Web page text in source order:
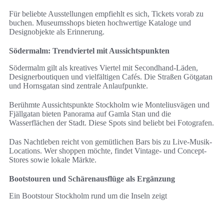
Für beliebte Ausstellungen empfiehlt es sich, Tickets vorab zu
buchen. Museumsshops bieten hochwertige Kataloge und
Designobjekte als Erinnerung.
Södermalm: Trendviertel mit Aussichtspunkten
Södermalm gilt als kreatives Viertel mit Secondhand-Läden,
Designerboutiquen und vielfältigen Cafés. Die Straßen Götgatan
und Hornsgatan sind zentrale Anlaufpunkte.
Berühmte Aussichtspunkte Stockholm wie Monteliusvägen und
Fjällgatan bieten Panorama auf Gamla Stan und die
Wasserflächen der Stadt. Diese Spots sind beliebt bei Fotografen.
Das Nachtleben reicht von gemütlichen Bars bis zu Live-Musik-
Locations. Wer shoppen möchte, findet Vintage- und Concept-
Stores sowie lokale Märkte.
Bootstouren und Schärenausflüge als Ergänzung
Ein Bootstour Stockholm rund um die Inseln zeigt